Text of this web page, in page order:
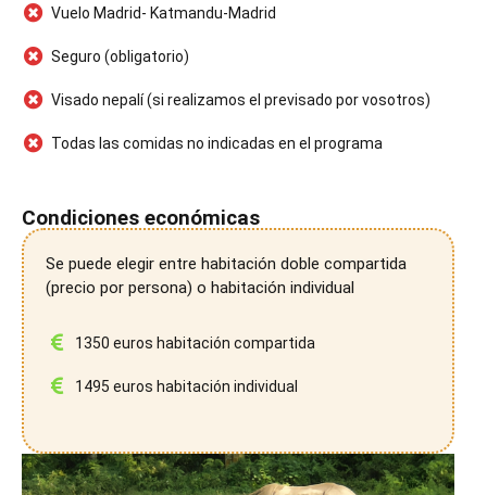
Vuelo Madrid- Katmandu-Madrid
Seguro (obligatorio)
Visado nepalí (si realizamos el previsado por vosotros)
Todas las comidas no indicadas en el programa
Condiciones económicas
Se puede elegir entre habitación doble compartida
(precio por persona) o habitación individual
1350 euros habitación compartida
1495 euros habitación individual